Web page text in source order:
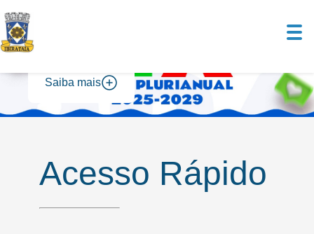
Saiba mais
Acesso Rápido